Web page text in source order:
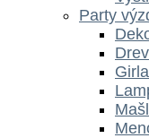
Party